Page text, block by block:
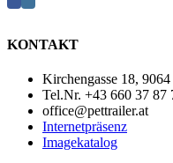
KONTAKT
Kirchengasse 18,
Tel.Nr. +43 660 37 87
office@pettrailer.at
Internetpräsenz
Imagekatalog